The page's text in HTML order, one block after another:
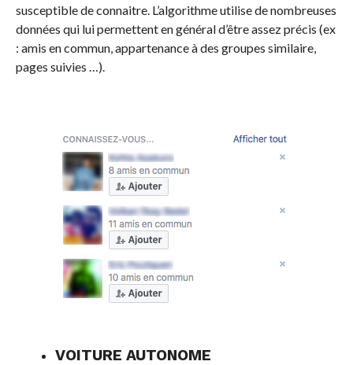
susceptible de connaitre. L’algorithme utilise de nombreuses
données qui lui permettent en général d’être assez précis (ex
: amis en commun, appartenance à des groupes similaire,
pages suivies …).
VOITURE AUTONOME